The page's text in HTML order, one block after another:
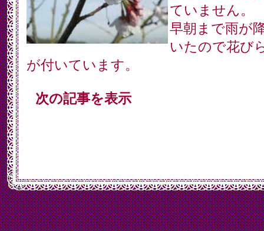
ていません。
早朝まで雨が
いたので花び
が付いています。
次の記事を表示